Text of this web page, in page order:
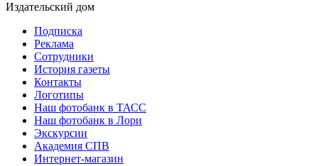
Издательский дом
Подписка
Реклама
Сотрудники
История газеты
Контакты
Логотипы
Наш фотобанк в ТАСС
Наш фотобанк в Лори
Экскурсии
Академия СПВ
Интернет-магазин